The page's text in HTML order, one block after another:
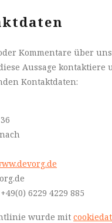
Kommentare über
Aussage kontaktiere
Kontaktdaten:
6229 4229 885
wurde mit